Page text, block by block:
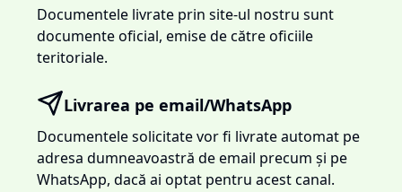
Documentele livrate prin site-ul nostru sunt
documente oficial, emise de către oficiile
teritoriale.
Livrarea pe email/WhatsApp
Documentele solicitate vor fi livrate automat pe
adresa dumneavoastră de email precum și pe
WhatsApp, dacă ai optat pentru acest canal.